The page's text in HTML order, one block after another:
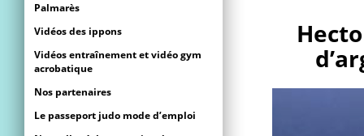
Palmarès
Vidéos des ippons
Vidéos entraînement et vidéo gym
acrobatique
Nos partenaires
Le passeport judo mode d’emploi